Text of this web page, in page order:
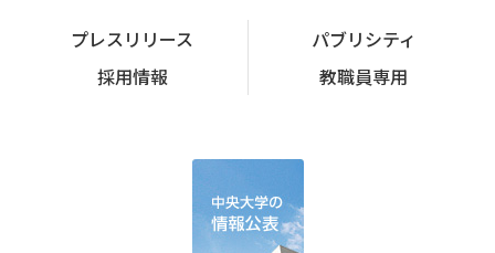
プレスリリース
パブリシティ
採用情報
教職員専用